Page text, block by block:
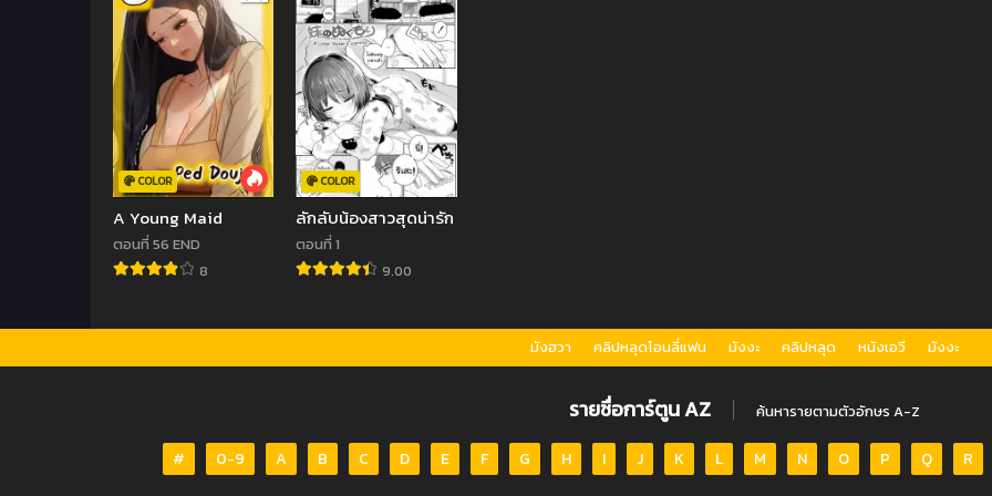
COLOR
A Young Maid
ตอนที่ 56 END
8
COLOR
ลักลับน้องสาวสุดน่ารัก
ตอนที่ 1
9.00
มังฮวา คลิปหลุดโอนลี่แฟน มังงะ คลิปหลุด หนังเอวี มังงะ
รายชื่อการ์ตูน AZ ค้นหารายตามตัวอักษร A-Z
# 0-9 A B C D E F G H I J K L M N O P Q R